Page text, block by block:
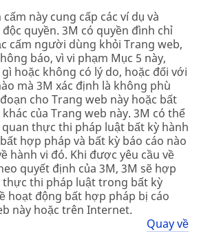
này cung cấp các ví dụ và
quyền. 3M có quyền đình chỉ
cấm người dùng khỏi Trang web,
báo, vì vi phạm Mục 5 này,
hoặc không có lý do, hoặc đối với
mà 3M xác định là không phù
cho Trang web này hoặc bất
của Trang web này. 3M có thể
quan thực thi pháp luật bất kỳ hành
hợp pháp và bất kỳ báo cáo nào
hành vi đó. Khi được yêu cầu về
quyết định của 3M, 3M sẽ hợp
thực thi pháp luật trong bất kỳ
hoạt động bất hợp pháp bị cáo
này hoặc trên Internet.
Quay về